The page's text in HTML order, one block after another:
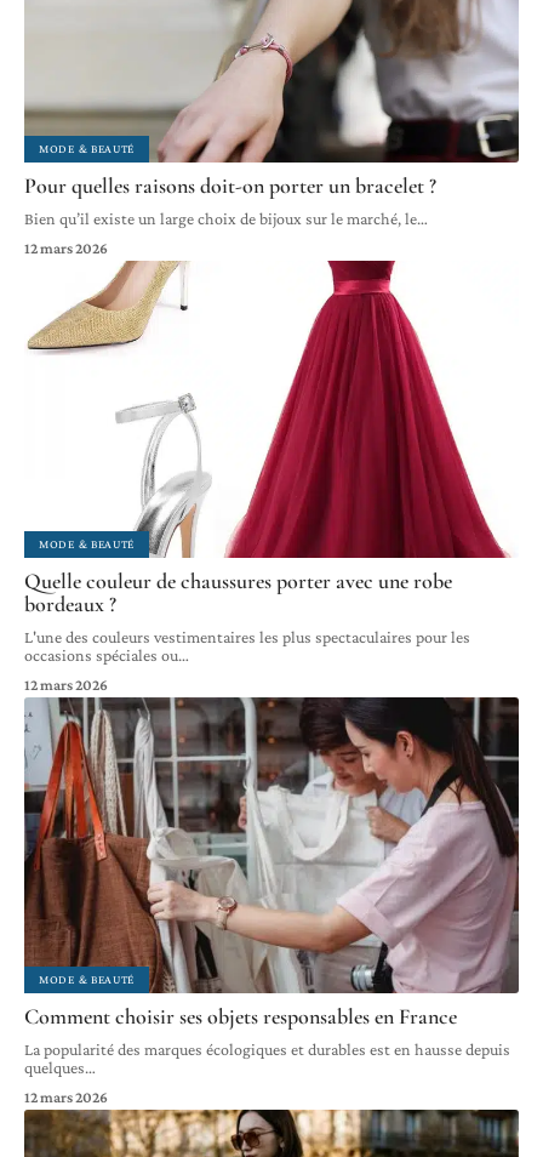
MODE & BEAUTÉ
Pour quelles raisons doit-on porter un bracelet ?
Bien qu’il existe un large choix de bijoux sur le marché, le…
12 mars 2026
MODE & BEAUTÉ
Quelle couleur de chaussures porter avec une robe
bordeaux ?
L'une des couleurs vestimentaires les plus spectaculaires pour les
occasions spéciales ou…
12 mars 2026
MODE & BEAUTÉ
Comment choisir ses objets responsables en France
La popularité des marques écologiques et durables est en hausse depuis
quelques…
12 mars 2026